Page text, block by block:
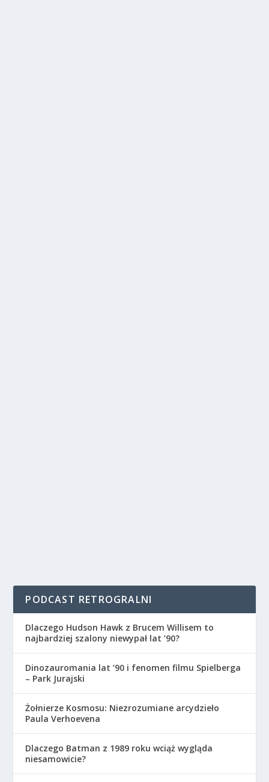
PODCAST RETROGRALNI
Dlaczego Hudson Hawk z Brucem Willisem to
najbardziej szalony niewypał lat ’90?
Dinozauromania lat ’90 i fenomen filmu Spielberga
– Park Jurajski
Żołnierze Kosmosu: Niezrozumiane arcydzieło
Paula Verhoevena
Dlaczego Batman z 1989 roku wciąż wygląda
niesamowicie?